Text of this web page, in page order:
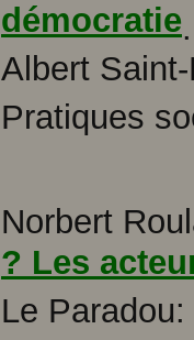
démocratie
Albert
Pratiques
Norbert
? Les
Le